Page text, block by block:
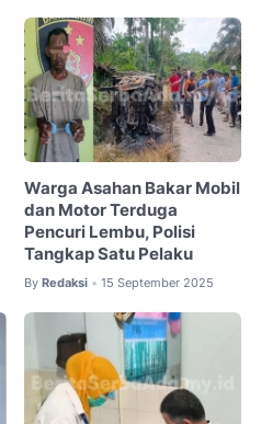
Warga Asahan Bakar Mobil
dan Motor Terduga
Pencuri Lembu, Polisi
Tangkap Satu Pelaku
By Redaksi • 15 September 2025